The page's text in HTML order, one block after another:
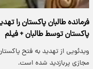
فرمانده طالبان پاکستان را
پاکستان توسط طالبان + فیلم
ویدئویی از تهدید به فتح
مجازی پربازدید شده است.